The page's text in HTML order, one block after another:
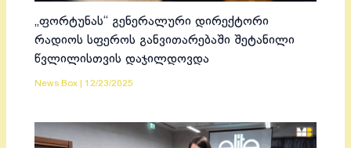
„ფორტუნას“ გენერალური დირექტორი
რადიოს სფეროს განვითარებაში შეტანილი
წვლილისთვის დაჯილდოვდა
News Box |12/23/2025